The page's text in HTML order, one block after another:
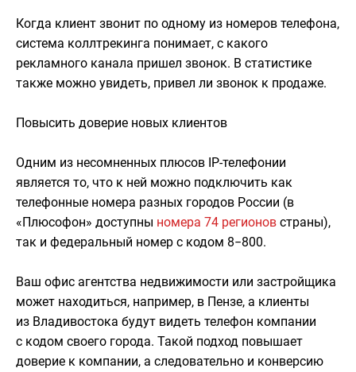
Когда клиент звонит по одному из номеров телефона,
система коллтрекинга понимает, с какого
рекламного канала пришел звонок. В статистике
также можно увидеть, привел ли звонок к продаже.
Повысить доверие новых клиентов
Одним из несомненных плюсов IP-телефонии
является то, что к ней можно подключить как
телефонные номера разных городов России (в
«Плюсофон» доступны номера 74 регионов страны),
так и федеральный номер с кодом 8−800.
Ваш офис агентства недвижимости или застройщика
может находиться, например, в Пензе, а клиенты
из Владивостока будут видеть телефон компании
с кодом своего города. Такой подход повышает
доверие к компании, а следовательно и конверсию